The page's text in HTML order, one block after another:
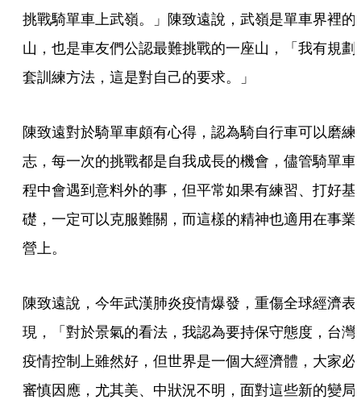
挑戰騎單車上武嶺。」陳致遠說，武嶺是單車界裡的
山，也是車友們公認最難挑戰的一座山，「我有規劃
套訓練方法，這是對自己的要求。」
陳致遠對於騎單車頗有心得，認為騎自行車可以磨練
志，每一次的挑戰都是自我成長的機會，儘管騎單車
程中會遇到意料外的事，但平常如果有練習、打好基
礎，一定可以克服難關，而這樣的精神也適用在事業
營上。
陳致遠說，今年武漢肺炎疫情爆發，重傷全球經濟表
現，「對於景氣的看法，我認為要持保守態度，台灣
疫情控制上雖然好，但世界是一個大經濟體，大家必
審慎因應，尤其美、中狀況不明，面對這些新的變局